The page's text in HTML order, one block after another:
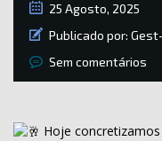
25 Agosto, 2025
Publicado por:
Sem comentários
Hoje